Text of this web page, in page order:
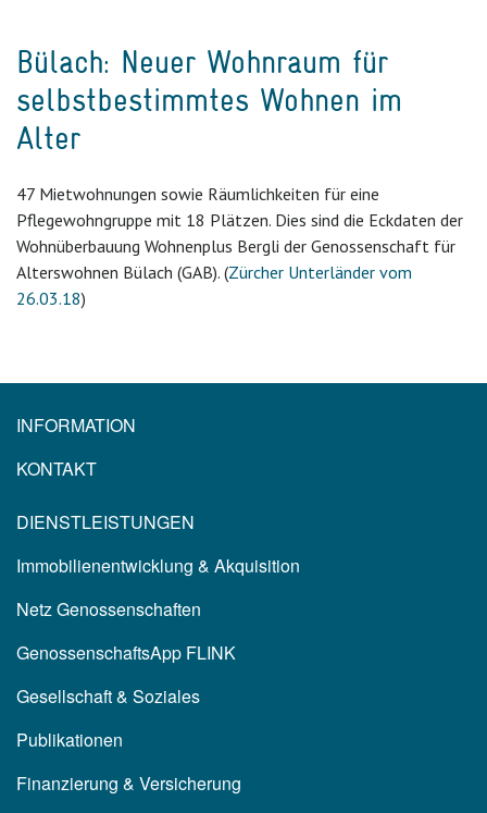
Bülach: Neuer Wohnraum für
selbstbestimmtes Wohnen im
Alter
47 Mietwohnungen sowie Räumlichkeiten für eine
Pflegewohngruppe mit 18 Plätzen. Dies sind die Eckdaten der
Wohnüberbauung Wohnenplus Bergli der Genossenschaft für
Alterswohnen Bülach (GAB). (Zürcher Unterländer vom
26.03.18)
INFORMATION
KONTAKT
DIENSTLEISTUNGEN
Immobilienentwicklung & Akquisition
Netz Genossenschaften
GenossenschaftsApp FLINK
Gesellschaft & Soziales
Publikationen
Finanzierung & Versicherung